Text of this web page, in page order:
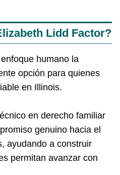
Lidd Factor?
humano la
opción para quienes
en Illinois.
en derecho familiar
genuino hacia el
ayudando a construir
permitan avanzar con